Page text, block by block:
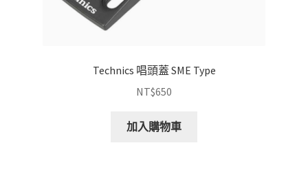
Technics 唱頭蓋 SME Type
NT$650
加入購物車